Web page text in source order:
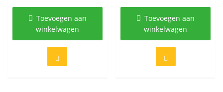
Toevoegen aan
winkelwagen
Toevoegen aan
winkelwagen